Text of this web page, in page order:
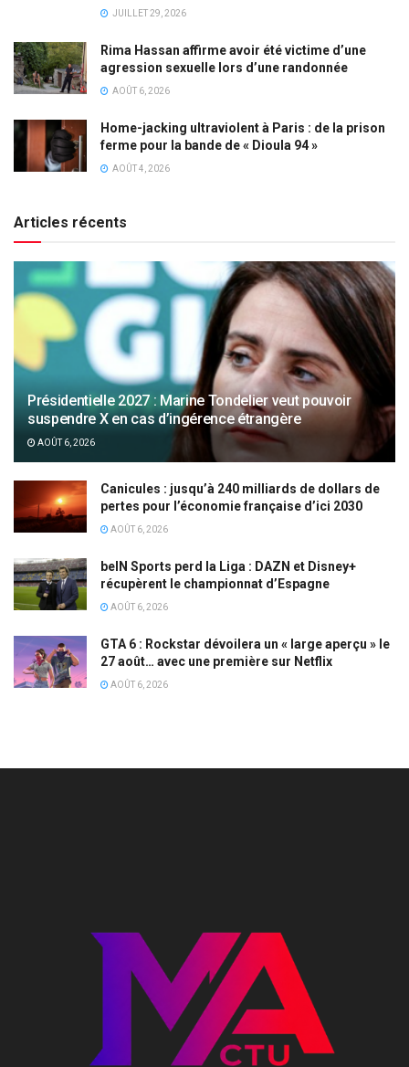
JUILLET 29, 2026
Rima Hassan affirme avoir été victime d’une
agression sexuelle lors d’une randonnée
AOÛT 6, 2026
Home-jacking ultraviolent à Paris : de la prison
ferme pour la bande de « Dioula 94 »
AOÛT 4, 2026
Articles récents
Présidentielle 2027 : Marine Tondelier veut pouvoir
suspendre X en cas d’ingérence étrangère
AOÛT 6, 2026
Canicules : jusqu’à 240 milliards de dollars de
pertes pour l’économie française d’ici 2030
AOÛT 6, 2026
beIN Sports perd la Liga : DAZN et Disney+
récupèrent le championnat d’Espagne
AOÛT 6, 2026
GTA 6 : Rockstar dévoilera un « large aperçu » le
27 août… avec une première sur Netflix
AOÛT 6, 2026